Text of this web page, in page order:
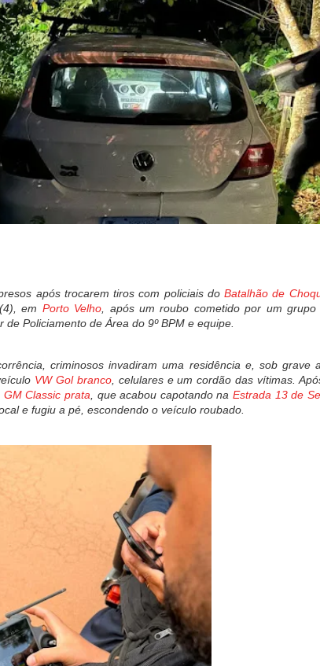
após trocarem tiros com policiais do Batalhão de
em Porto Velho , após um roubo cometido por um
de Policiamento de Área do 9º BPM e equipe.
criminosos invadiram uma residência e, sob grave
VW Gol branco, celulares e um cordão das vítimas.
GM Classic prata, que acabou capotando na Estrada 13 de
e fugiu a pé, escondendo o veículo roubado.